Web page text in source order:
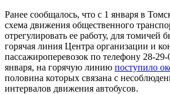
Ранее сообщалось, что с 1 января в
схема движения общественного
отрегулировать ее работу, для томичей
горячая линия Центра организации и
пассажироперевозок по телефону 28-
января, на горячую линию поступило
половина которых связана с
интервалов движения автобусов.